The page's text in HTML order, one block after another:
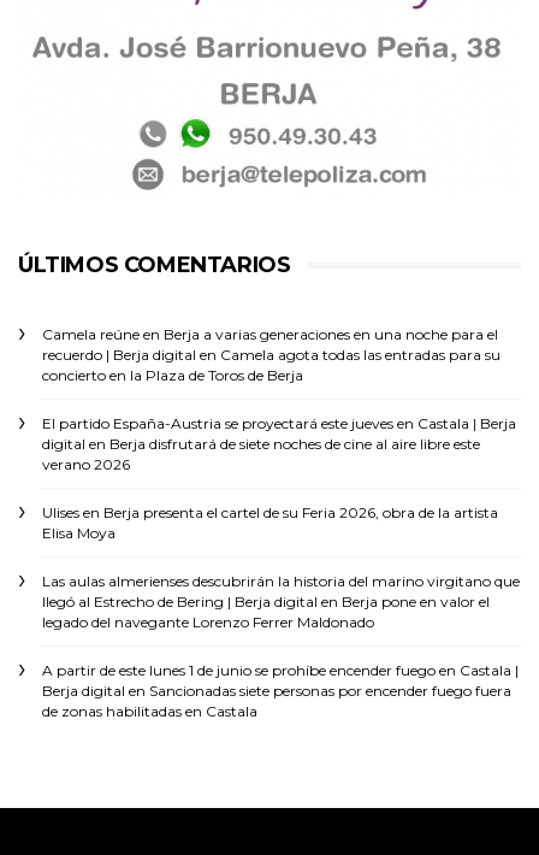
ÚLTIMOS COMENTARIOS
Camela reúne en Berja a varias generaciones en una noche para el
recuerdo | Berja digital en Camela agota todas las entradas para su
concierto en la Plaza de Toros de Berja
El partido España-Austria se proyectará este jueves en Castala | Berja
digital en Berja disfrutará de siete noches de cine al aire libre este
verano 2026
Ulises en Berja presenta el cartel de su Feria 2026, obra de la artista
Elisa Moya
Las aulas almerienses descubrirán la historia del marino virgitano que
llegó al Estrecho de Bering | Berja digital en Berja pone en valor el
legado del navegante Lorenzo Ferrer Maldonado
A partir de este lunes 1 de junio se prohíbe encender fuego en Castala |
Berja digital en Sancionadas siete personas por encender fuego fuera
de zonas habilitadas en Castala